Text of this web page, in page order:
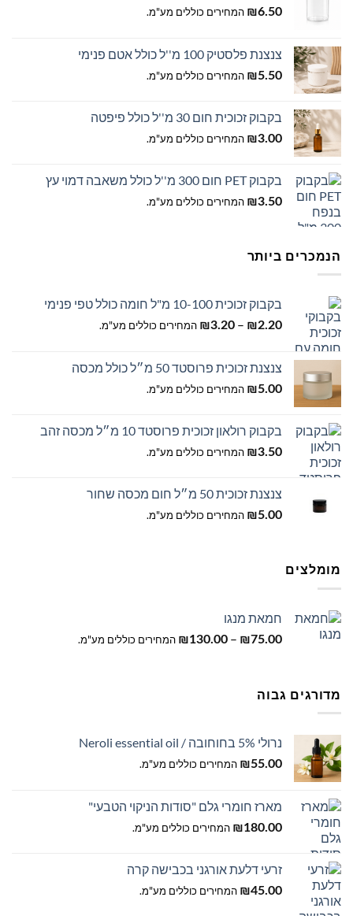
₪6.50 המחירים כוללים מע"מ.
צנצנת פלסטיק 100 מ''ל כולל אטם פנימי
₪5.50 המחירים כוללים מע"מ.
בקבוק זכוכית חום 30 מ''ל כולל פיפטה
₪3.00 המחירים כוללים מע"מ.
בקבוק PET חום 300 מ''ל כולל משאבה דמוי עץ
₪3.50 המחירים כוללים מע"מ.
הנמכרים ביותר
בקבוק זכוכית 10-100 מ"ל חומה כולל טפי פנימי
₪2.20
–
₪3.20
טווח
עד
המחירים כוללים מע"מ.
צנצנת זכוכית פרוסטד 50 מ״ל כולל מכסה
₪5.00 המחירים כוללים מע"מ.
בקבוק רולאון זכוכית פרוסטד 10 מ״ל מכסה זהב
₪3.50 המחירים כוללים מע"מ.
צנצנת זכוכית 50 מ״ל חום מכסה שחור
₪5.00 המחירים כוללים מע"מ.
מומלצים
חמאת מנגו
₪75.00
–
₪130.00
טווח
המחירים כוללים מע"מ.
מדורגים גבוה
נרולי 5% בחוחובה / Neroli essential oil
₪55.00 המחירים כוללים מע"מ.
מארז חומרי גלם "סודות הניקוי הטבעי"
₪180.00 המחירים כוללים מע"מ.
זרעי דלעת אורגני בכבישה קרה
₪45.00 המחירים כוללים מע"מ.